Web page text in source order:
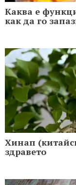
Каква е
как да го
Хинап
здравето